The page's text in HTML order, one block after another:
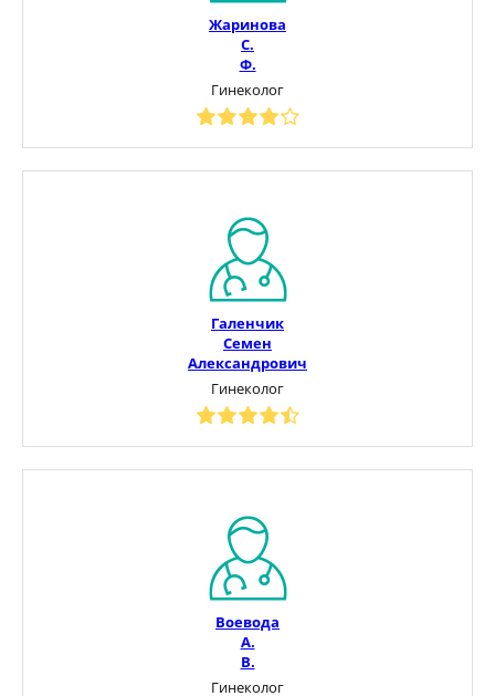
Жаринова
С.
Ф.
Гинеколог
Галенчик
Семен
Александрович
Гинеколог
Воевода
А.
В.
Гинеколог